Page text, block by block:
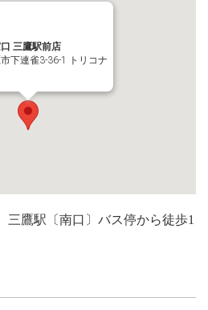
三鷹駅前店
下連雀3-36-1 トリコナ
三鷹駅〔南口〕バス停から徒歩1